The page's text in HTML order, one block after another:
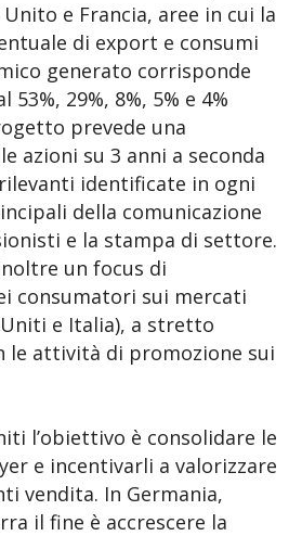
e Francia, aree in cui la
di export e consumi
generato corrisponde
29%, 8%, 5% e 4%
prevede una
azioni su 3 anni a seconda
identificate in ogni
della comunicazione
e la stampa di settore.
un focus di
consumatori sui mercati
e Italia), a stretto
le attività di promozione sui
l’obiettivo è consolidare le
e incentivarli a valorizzare
vendita. In Germania,
il fine è accrescere la